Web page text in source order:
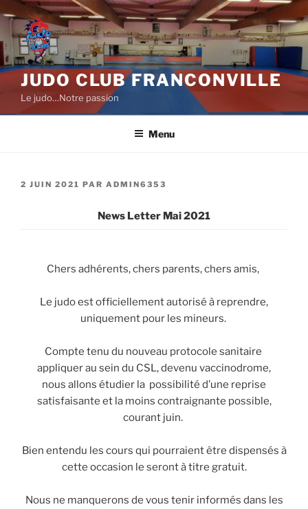
Aller
au
contenu
principal
JUDO CLUB FRANCONVILLE
Le judo…Notre passion
Menu
PUBLIÉ
2 JUIN 2021 PAR ADMIN6353
News Letter Mai 2021
Chers adhérents, chers parents, chers amis,
Le judo est officiellement autorisé à reprendre,
uniquement pour les mineurs.
Compte tenu du nouveau protocole sanitaire
appliquer au sein du CSL, devenu vaccinodrome,
nous allons étudier la possibilité d’une reprise
satisfaisante et la moins contraignante possible,
courant juin.
Bien entendu les cours qui pourraient être dispensés à
cette occasion le seront à titre gratuit.
Nous ne manquerons de vous tenir informés dans les